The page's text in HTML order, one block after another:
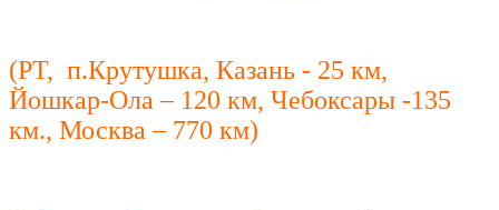
(РТ, п.Крутушка, Казань - 25 км,
Йошкар-Ола – 120 км, Чебоксары -135
км., Москва – 770 км)